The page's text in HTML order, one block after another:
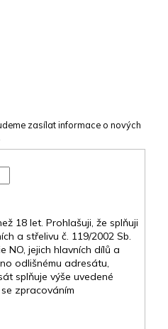
zasílat informace o nových
18 let. Prohlašuji, že splňuji
a střelivu č. 119/2002 Sb.
NO, jejich hlavních dílů a
odlišnému adresátu,
splňuje výše uvedené
zpracováním